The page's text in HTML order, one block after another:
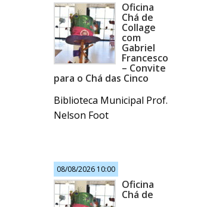
Oficina
Chá de
Collage
com
Gabriel
Francesco
– Convite
para o Chá das Cinco
Biblioteca Municipal Prof.
Nelson Foot
08/08/2026 10:00
Oficina
Chá de